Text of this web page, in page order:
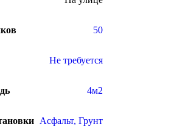
50
Не требуется
4м2
Асфальт, Грунт